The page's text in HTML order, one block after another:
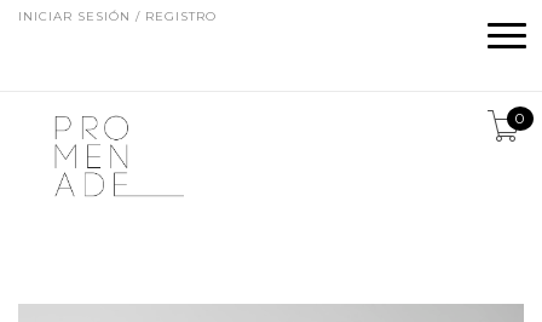
INICIAR SESIÓN / REGISTRO
0